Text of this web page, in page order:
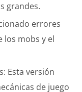
grandes.
errores
los mobs y el
Esta versión
de juego